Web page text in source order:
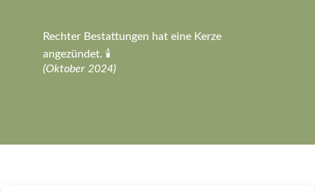
Rechter Bestattungen hat eine Kerze
angezündet. 🕯️
(Oktober 2024)